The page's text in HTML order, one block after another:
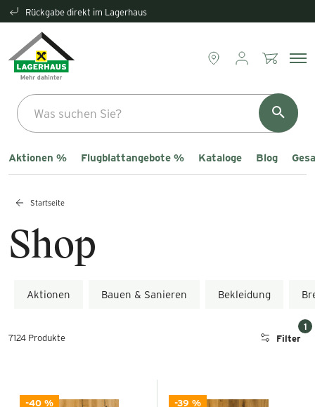
Rückgabe direkt im Lagerhaus
Aktionen % Flugblattangebote % Kataloge Blog
Startseite
Shop
Aktionen Bauen & Sanieren Bekleidung
7124 Produkte Filter
1
-40 % -39 %